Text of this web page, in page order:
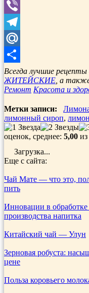
WhatsApp
Viber
Telegram
Mail.Ru
Отправить
Всегда лучшие
ЖИТЕЙСКИЕ , а
Ремонт Красота и
Метки записи:
лимонный сироп,
оценок, среднее: 5,00
Загрузка...
Еще с сайта:
Чай Мате — что это,
пить
Инновации в обработке
производства напитка
Китайский чай — Улун
Зерновая робуста:
цене
Польза коровьего